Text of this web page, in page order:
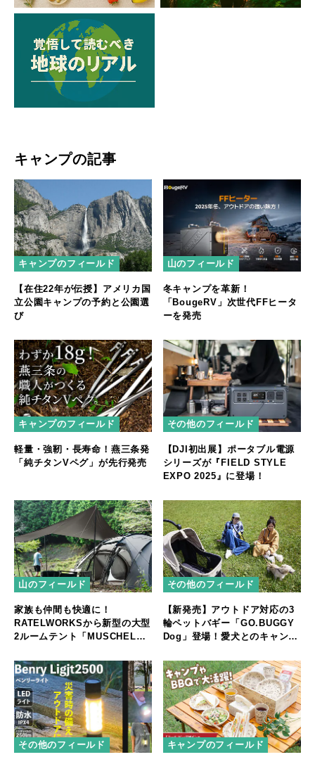
キャンプの記事
キャンプのフィールド
【在住22年が伝授】アメリカ国
立公園キャンプの予約と公園選
び
山のフィールド
冬キャンプを革新！
「BougeRV」次世代FFヒータ
ーを発売
キャンプのフィールド
軽量・強靭・長寿命！燕三条発
「純チタンVペグ」が先行発売
その他のフィールド
【DJI初出展】ポータブル電源
シリーズが『FIELD STYLE
EXPO 2025』に登場！
山のフィールド
家族も仲間も快適に！
RATELWORKSから新型の大型
2ルームテント「MUSCHEL」
その他のフィールド
【新発売】アウトドア対応の3
輪ペットバギー「GO.BUGGY
Dog」登場！愛犬とのキャンプ
その他のフィールド キャンプのフィールド